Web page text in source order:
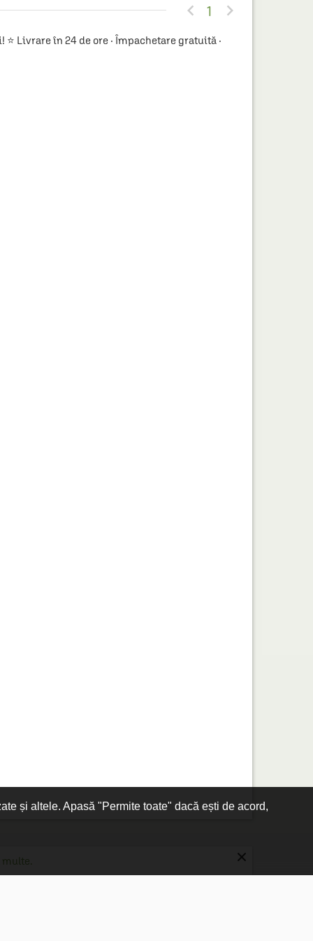
și altele. Apasă "Permite toate" dacă ești de acord,
 1 
Livrare în 24 de ore · Împachetare gratuită ·
×